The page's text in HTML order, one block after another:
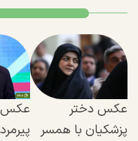
عکس دختر
پزشکیان با همسر
عکس